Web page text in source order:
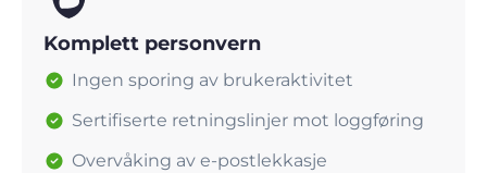
Komplett personvern
Ingen sporing av brukeraktivitet
Sertifiserte retningslinjer mot loggføring
Overvåking av e-postlekkasje